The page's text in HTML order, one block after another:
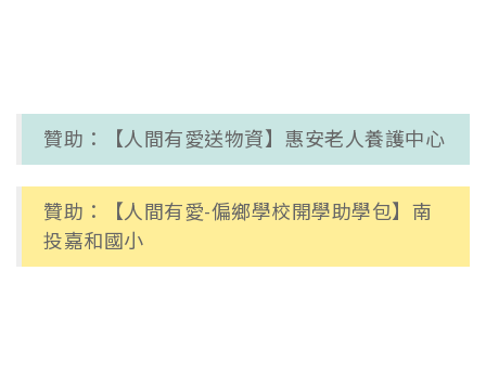
贊助：【人間有愛送物資】惠安老人養護中心
贊助：【人間有愛-偏鄉學校開學助學包】南
投嘉和國小